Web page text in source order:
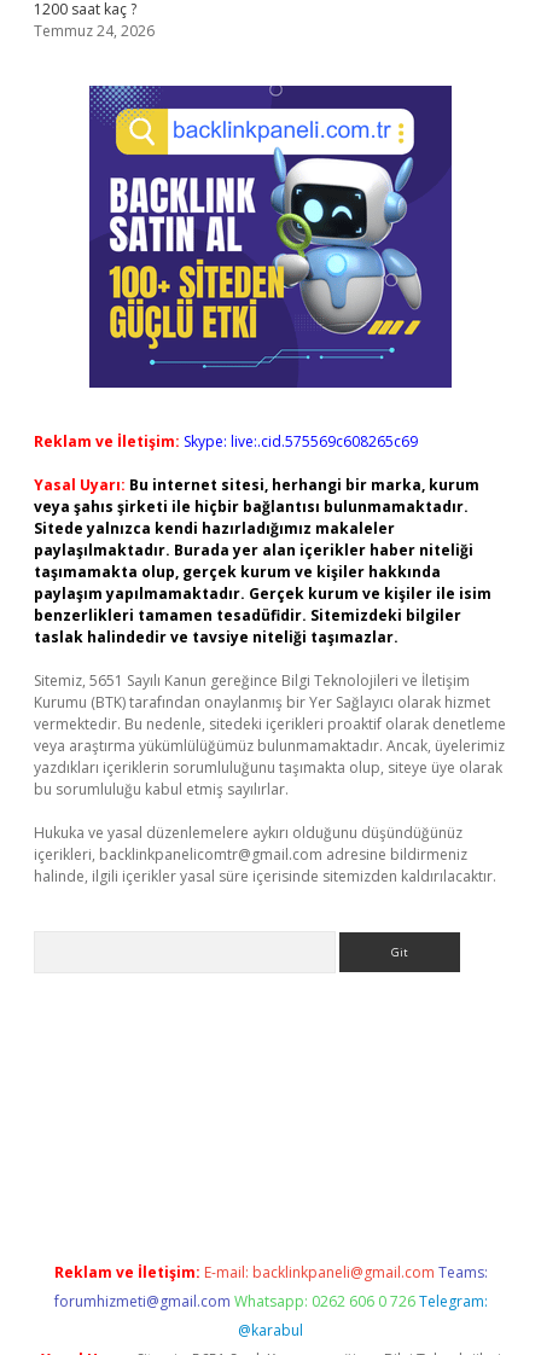
1200 saat kaç ?
Temmuz 24, 2026
Reklam ve İletişim: Skype: live:.cid.575569c608265c69
Yasal Uyarı: Bu internet sitesi, herhangi bir marka, kurum
veya şahıs şirketi ile hiçbir bağlantısı bulunmamaktadır.
Sitede yalnızca kendi hazırladığımız makaleler
paylaşılmaktadır. Burada yer alan içerikler haber niteliği
taşımamakta olup, gerçek kurum ve kişiler hakkında
paylaşım yapılmamaktadır. Gerçek kurum ve kişiler ile isim
benzerlikleri tamamen tesadüfidir. Sitemizdeki bilgiler
taslak halindedir ve tavsiye niteliği taşımazlar.
Sitemiz, 5651 Sayılı Kanun gereğince Bilgi Teknolojileri ve İletişim
Kurumu (BTK) tarafından onaylanmış bir Yer Sağlayıcı olarak hizmet
vermektedir. Bu nedenle, sitedeki içerikleri proaktif olarak denetleme
veya araştırma yükümlülüğümüz bulunmamaktadır. Ancak, üyelerimiz
yazdıkları içeriklerin sorumluluğunu taşımakta olup, siteye üye olarak
bu sorumluluğu kabul etmiş sayılırlar.
Hukuka ve yasal düzenlemelere aykırı olduğunu düşündüğünüz
içerikleri, backlinkpanelicomtr@gmail.com adresine bildirmeniz
halinde, ilgili içerikler yasal süre içerisinde sitemizden kaldırılacaktır.
Reklam ve İletişim: E-mail: backlinkpaneli@gmail.com Teams:
forumhizmeti@gmail.com Whatsapp: 0262 606 0 726 Telegram:
@karabul